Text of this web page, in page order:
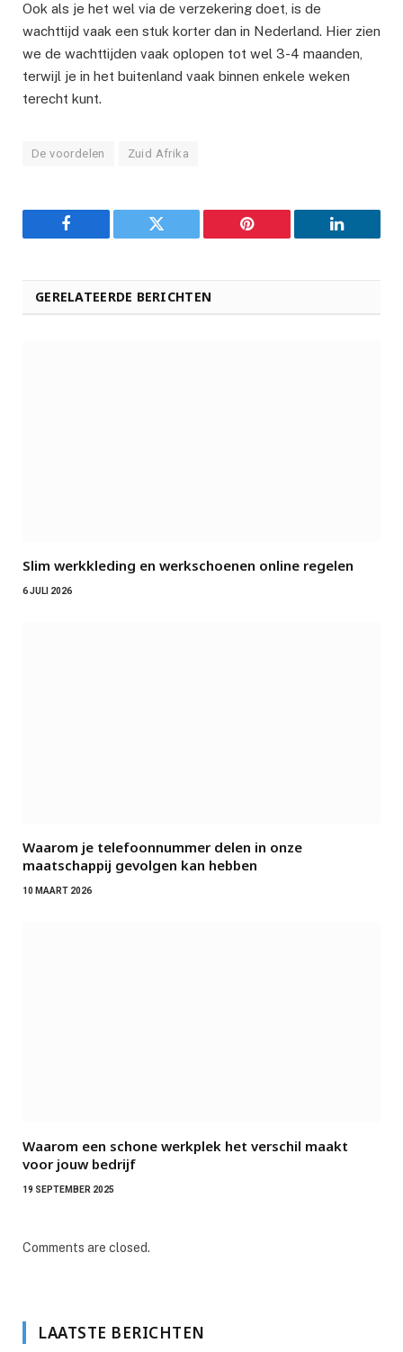
Ook als je het wel via de verzekering doet, is de
wachttijd vaak een stuk korter dan in Nederland. Hier zien
we de wachttijden vaak oplopen tot wel 3-4 maanden,
terwijl je in het buitenland vaak binnen enkele weken
terecht kunt.
De voordelen Zuid Afrika
Facebook Twitter Pinterest LinkedIn
GERELATEERDE BERICHTEN
Slim werkkleding en werkschoenen online regelen
6 JULI 2026
Waarom je telefoonnummer delen in onze
maatschappij gevolgen kan hebben
10 MAART 2026
Waarom een schone werkplek het verschil maakt
voor jouw bedrijf
19 SEPTEMBER 2025
Comments are closed.
LAATSTE BERICHTEN